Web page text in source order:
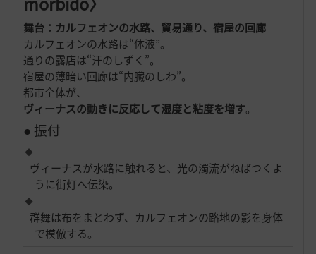
舞台：カルフェオンの水路、貿易通り、宿屋の回廊
カルフェオンの水路は“体液”。
通りの露店は“汗のしずく”。
宿屋の薄暗い回廊は“内臓のしわ”。
都市全体が、
ヴィーナスの動きに反応して湿度と粘度を増す。
● 振付
ヴィーナスが水路に触れると、光の濁流がねばつくよ
うに街灯へ伝染。
群舞は布をまとわず、カルフェオンの路地の影を身体
で模倣する。